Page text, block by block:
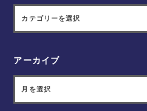
カテゴリーを選択
アーカイブ
月を選択